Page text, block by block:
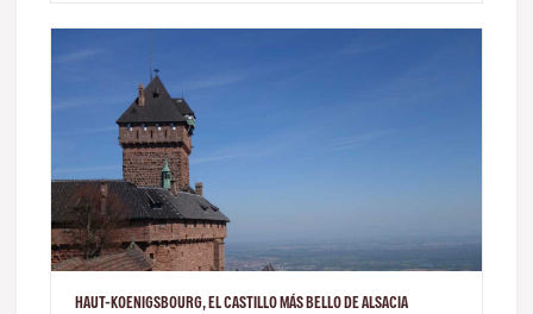
HAUT-KOENIGSBOURG, EL CASTILLO MÁS BELLO DE ALSACIA